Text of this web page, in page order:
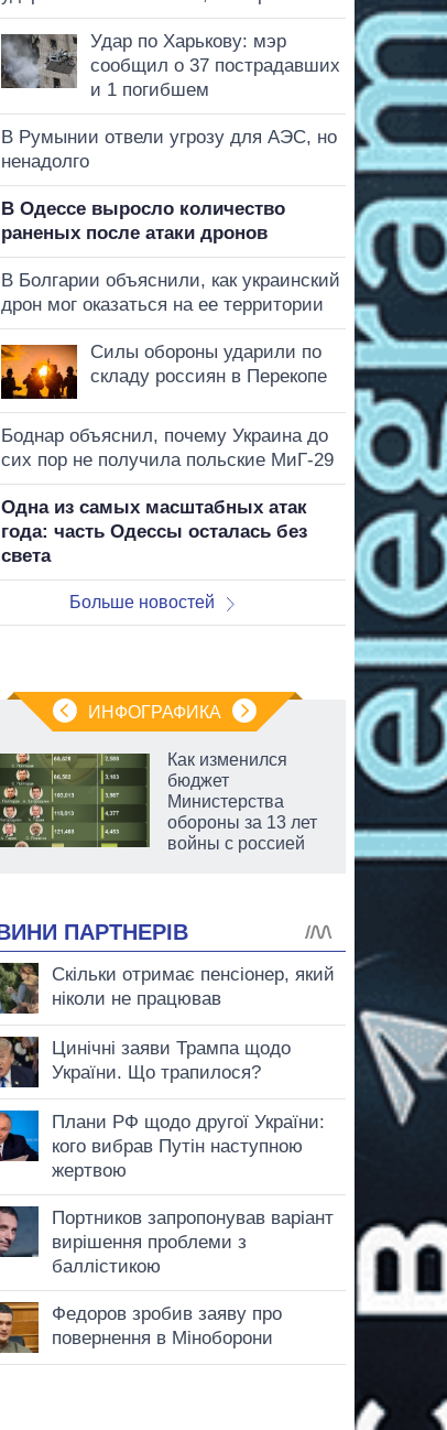
Удар по Харькову: мэр
сообщил о 37 пострадавших
и 1 погибшем
В Румынии отвели угрозу для АЭС, но
ненадолго
В Одессе выросло количество
раненых после атаки дронов
В Болгарии объяснили, как украинский
дрон мог оказаться на ее территории
Силы обороны ударили по
складу россиян в Перекопе
Боднар объяснил, почему Украина до
сих пор не получила польские МиГ-29
Одна из самых масштабных атак
года: часть Одессы осталась без
света
Больше новостей
ИНФОГРАФИКА
Как изменился
бюджет
Министерства
обороны за 13 лет
войны с россией